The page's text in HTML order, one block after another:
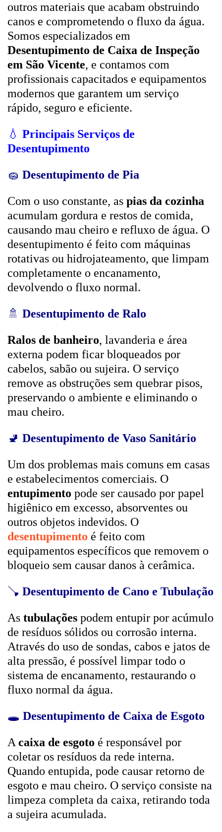
outros materiais que acabam obstruindo
canos e comprometendo o fluxo da água.
Somos especializados em
Desentupimento de Caixa de Inspeção
em São Vicente, e contamos com
profissionais capacitados e equipamentos
modernos que garantem um serviço
rápido, seguro e eficiente.
💧 Principais Serviços de
Desentupimento
🧽 Desentupimento de Pia
Com o uso constante, as pias da cozinha
acumulam gordura e restos de comida,
causando mau cheiro e refluxo de água. O
desentupimento é feito com máquinas
rotativas ou hidrojateamento, que limpam
completamente o encanamento,
devolvendo o fluxo normal.
🚿 Desentupimento de Ralo
Ralos de banheiro, lavanderia e área
externa podem ficar bloqueados por
cabelos, sabão ou sujeira. O serviço
remove as obstruções sem quebrar pisos,
preservando o ambiente e eliminando o
mau cheiro.
🚽 Desentupimento de Vaso Sanitário
Um dos problemas mais comuns em casas
e estabelecimentos comerciais. O
entupimento pode ser causado por papel
higiênico em excesso, absorventes ou
outros objetos indevidos. O
desentupimento é feito com
equipamentos específicos que removem o
bloqueio sem causar danos à cerâmica.
🪠 Desentupimento de Cano e Tubulação
As tubulações podem entupir por acúmulo
de resíduos sólidos ou corrosão interna.
Através do uso de sondas, cabos e jatos de
alta pressão, é possível limpar todo o
sistema de encanamento, restaurando o
fluxo normal da água.
🕳️ Desentupimento de Caixa de Esgoto
A caixa de esgoto é responsável por
coletar os resíduos da rede interna.
Quando entupida, pode causar retorno de
esgoto e mau cheiro. O serviço consiste na
limpeza completa da caixa, retirando toda
a sujeira acumulada.